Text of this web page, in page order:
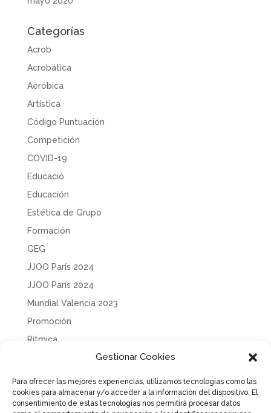
Gestionar Cookies
Para ofrecer las mejores experiencias, utilizamos tecnologías como las
cookies para almacenar y/o acceder a la información del dispositivo. El
consentimiento de estas tecnologías nos permitirá procesar datos
Categorías
Acrob
Acrobática
Aeróbica
Artística
Código Puntuación
Competición
COVID-19
Educació
Educación
Estética de Grupo
Formación
GEG
JJOO París 2024
JJOO París 2024
Mundial Valencia 2023
Promoción
Rítmica
Tecnificación